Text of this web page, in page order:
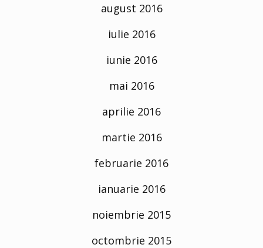
august 2016
iulie 2016
iunie 2016
mai 2016
aprilie 2016
martie 2016
februarie 2016
ianuarie 2016
noiembrie 2015
octombrie 2015